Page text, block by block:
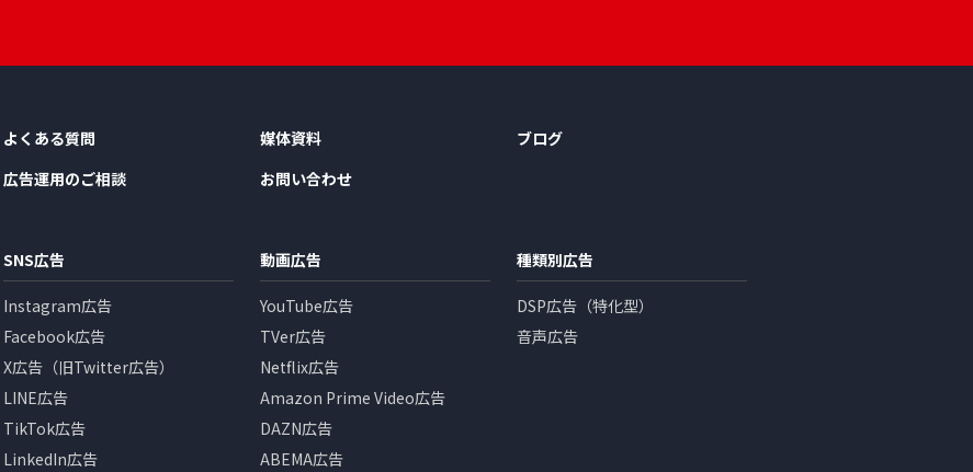
よくある質問 媒体資料
ブログ
広告運用のご相談
お問い合わせ
SNS広告
Instagram広告
Facebook広告
X広告（旧Twitter広告）
LINE広告
TikTok広告
LinkedIn広告
動画広告
YouTube広告
TVer広告
Netflix広告
Amazon Prime Video広告
DAZN広告
ABEMA広告
種類別広告
DSP広告（特化型）
音声広告